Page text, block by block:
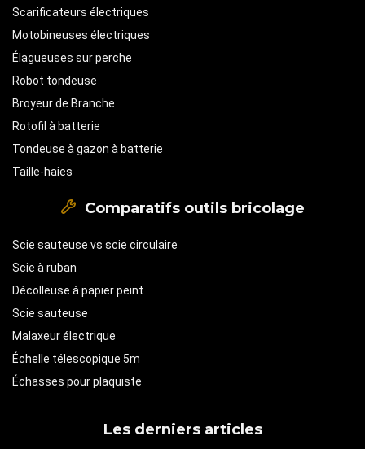
Scarificateurs électriques
Motobineuses électriques
Élagueuses sur perche
Robot tondeuse
Broyeur de Branche
Rotofil à batterie
Tondeuse à gazon à batterie
Taille-haies
Comparatifs outils bricolage
Scie sauteuse vs scie circulaire
Scie à ruban
Décolleuse à papier peint
Scie sauteuse
Malaxeur électrique
Échelle télescopique 5m
Échasses pour plaquiste
Les derniers articles